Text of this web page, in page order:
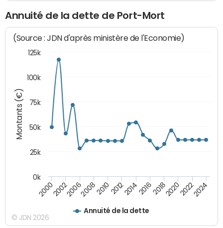
Annuité de la dette de Port-Mort
Montants (€)
(Source : JDN d'après ministère de l'Economie)
Annuité de la dette
200020022006200820102012201420162018202020222024
0k
25k
50k
75k
100k
125k
© JDN 2026